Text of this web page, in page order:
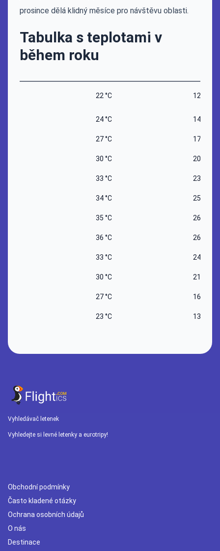
prosince dělá klidný měsíce pro návštěvu oblasti.
Tabulka s teplotami v
během roku
22 °C 12 °C
24 °C 14 °C
27 °C 17 °C
30 °C 20 °C
33 °C 23 °C
34 °C 25 °C
35 °C 26 °C
36 °C 26 °C
33 °C 24 °C
30 °C 21 °C
27 °C 16 °C
23 °C 13 °C
Vyhledávač letenek
Vyhledejte si levné letenky a eurotripy!
Obchodní podmínky
Často kladené otázky
Ochrana osobních údajů
O nás
Destinace